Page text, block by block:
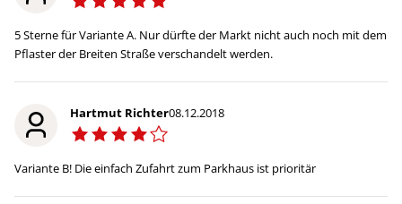
5 Sterne für Variante A. Nur dürfte der Markt nicht auch noch mit dem
Pflaster der Breiten Straße verschandelt werden.
Hartmut Richter08.12.2018
Variante B! Die einfach Zufahrt zum Parkhaus ist prioritär